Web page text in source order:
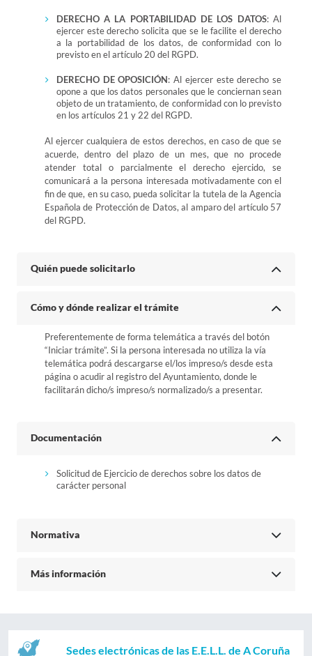
DERECHO A LA PORTABILIDAD DE LOS DATOS: Al
ejercer este derecho solicita que se le facilite el derecho
a la portabilidad de los datos, de conformidad con lo
previsto en el artículo 20 del RGPD.
DERECHO DE OPOSICIÓN: Al ejercer este derecho se
opone a que los datos personales que le conciernan sean
objeto de un tratamiento, de conformidad con lo previsto
en los artículos 21 y 22 del RGPD.
Al ejercer cualquiera de estos derechos, en caso de que se
acuerde, dentro del plazo de un mes, que no procede
atender total o parcialmente el derecho ejercido, se
comunicará a la persona interesada motivadamente con el
fin de que, en su caso, pueda solicitar la tutela de la Agencia
Española de Protección de Datos, al amparo del artículo 57
del RGPD.
Quién puede solicitarlo
Cómo y dónde realizar el trámite
Preferentemente de forma telemática a través del botón
“Iniciar trámite”. Si la persona interesada no utiliza la vía
telemática podrá descargarse el/los impreso/s desde esta
página o acudir al registro del Ayuntamiento, donde le
facilitarán dicho/s impreso/s normalizado/s a presentar.
Documentación
Solicitud de Ejercicio de derechos sobre los datos de
carácter personal
Normativa
Más información
Sedes electrónicas de las E.E.L.L. de A Coruña